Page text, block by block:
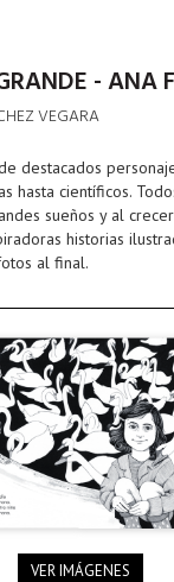
- ANA
VEGARA
destacados
hasta científicos.
sueños y al
historias
al final.
VER IMÁGENES